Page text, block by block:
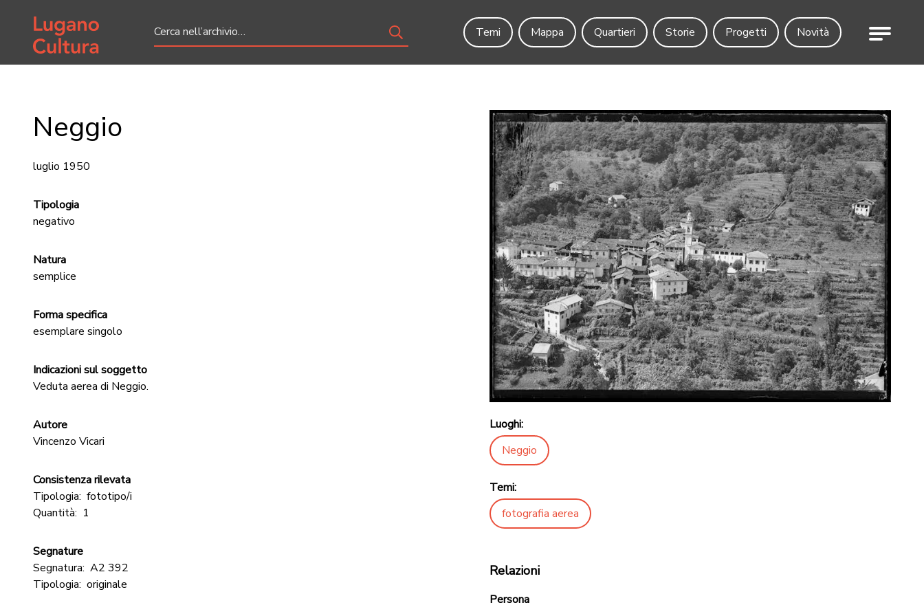
Home page
Temi
Mappa Quartieri Storie Progetti Novità Menu
Neggio
luglio 1950
Tipologia
negativo
Natura
semplice
Forma specifica
esemplare singolo
Indicazioni sul soggetto
Veduta aerea di Neggio.
Autore
Vincenzo Vicari
Consistenza rilevata
Tipologia: fototipo/i
Quantità: 1
Segnature
Segnatura: A2 392
Tipologia: originale
Luoghi:
Neggio
Temi:
fotografia aerea
Relazioni
Persona